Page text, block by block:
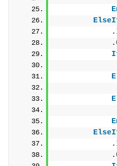
            .
            .